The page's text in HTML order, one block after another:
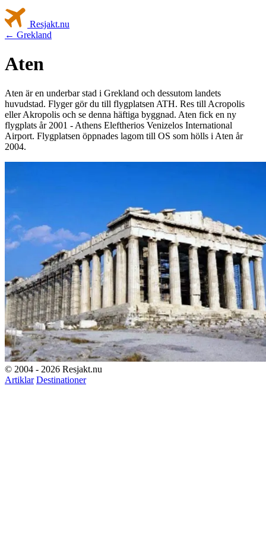
Resjakt.nu
← Grekland
Aten
Aten är en underbar stad i Grekland och dessutom landets
huvudstad. Flyger gör du till flygplatsen ATH. Res till Acropolis
eller Akropolis och se denna häftiga byggnad. Aten fick en ny
flygplats år 2001 - Athens Eleftherios Venizelos International
Airport. Flygplatsen öppnades lagom till OS som hölls i Aten år
2004.
© 2004 - 2026 Resjakt.nu
Artiklar Destinationer